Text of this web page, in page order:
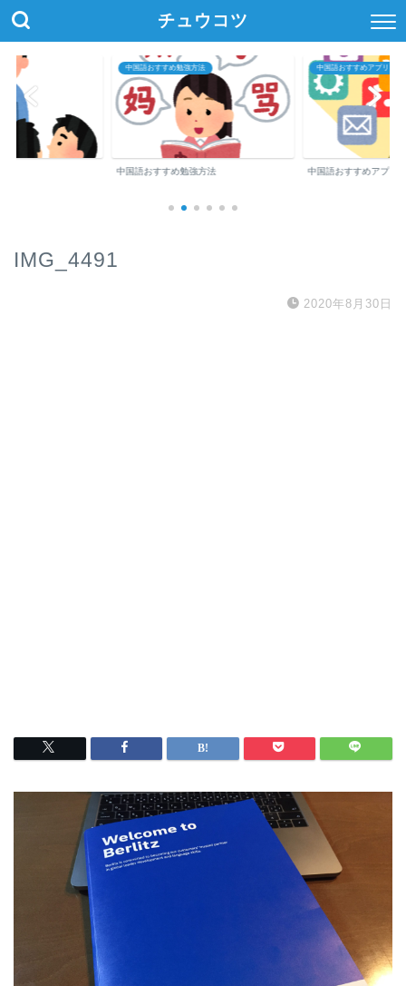
チュウコツ
中国語おすすめ勉強方法
中国語おすすめ勉強方法
中国語おすすめアプリ・参
中国語おすすめアプリ
IMG_4491
2020年8月30日